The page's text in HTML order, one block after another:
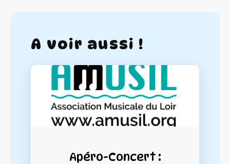
A voir aussi !
Apéro-Concert :